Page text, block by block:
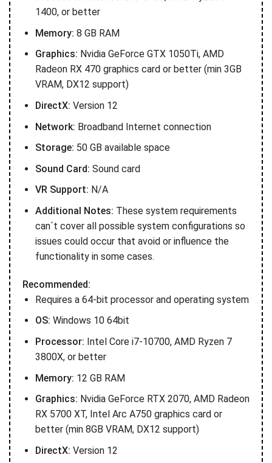
1400, or better
Memory: 8 GB RAM
Graphics: Nvidia GeForce GTX 1050Ti, AMD
Radeon RX 470 graphics card or better (min 3GB
VRAM, DX12 support)
DirectX: Version 12
Network: Broadband Internet connection
Storage: 50 GB available space
Sound Card: Sound card
VR Support: N/A
Additional Notes: These system requirements
can´t cover all possible system configurations so
issues could occur that avoid or influence the
functionality in some cases.
Recommended:
Requires a 64-bit processor and operating system
OS: Windows 10 64bit
Processor: Intel Core i7-10700, AMD Ryzen 7
3800X, or better
Memory: 12 GB RAM
Graphics: Nvidia GeForce RTX 2070, AMD Radeon
RX 5700 XT, Intel Arc A750 graphics card or
better (min 8GB VRAM, DX12 support)
DirectX: Version 12